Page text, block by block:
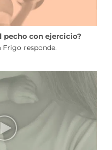
pecho con ejercicio?
Frigo responde.